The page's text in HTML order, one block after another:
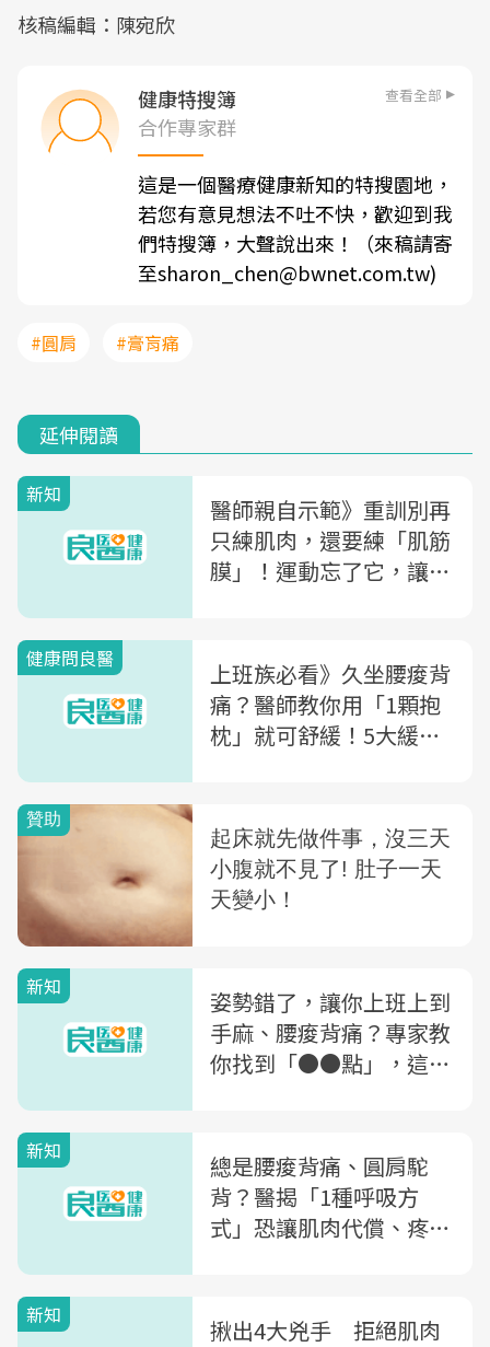
核稿編輯：陳宛欣
健康特搜簿 查看全部
合作專家群
這是一個醫療健康新知的特搜園地，
若您有意見想法不吐不快，歡迎到我
們特搜簿，大聲說出來！（來稿請寄
至sharon_chen@bwnet.com.tw)
#圓肩 #膏肓痛
延伸閱讀
新知
醫師親自示範》重訓別再
只練肌肉，還要練「肌筋
膜」！運動忘了它，讓你
健康問良醫
上班族必看》久坐腰痠背
痛？醫師教你用「1顆抱
枕」就可舒緩！5大緩解
新知
姿勢錯了，讓你上班上到
手麻、腰痠背痛？專家教
你找到「●●點」，這樣
新知
總是腰痠背痛、圓肩駝
背？醫揭「1種呼吸方
式」恐讓肌肉代償、疼痛
新知
揪出4大兇手 拒絕肌肉